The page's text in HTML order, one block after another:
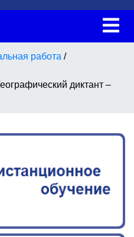
работа /
диктант –